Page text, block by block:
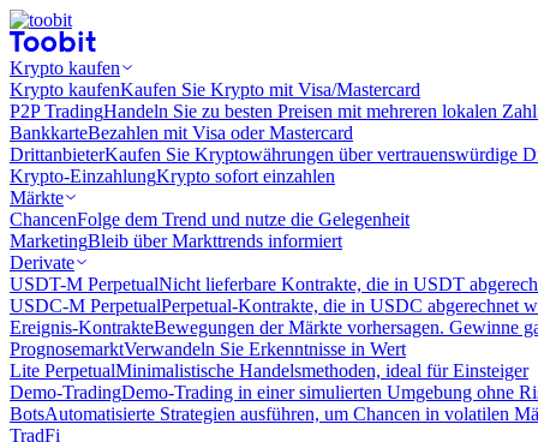
Krypto kaufen
Krypto kaufenKaufen Sie Krypto mit Visa/Mastercard
P2P TradingHandeln Sie zu besten Preisen mit mehreren lokalen
BankkarteBezahlen mit Visa oder Mastercard
DrittanbieterKaufen Sie Kryptowährungen über vertrauenswürdige
Krypto-EinzahlungKrypto sofort einzahlen
Märkte
ChancenFolge dem Trend und nutze die Gelegenheit
MarketingBleib über Markttrends informiert
Derivate
USDT-M PerpetualNicht lieferbare Kontrakte, die in USDT
USDC-M PerpetualPerpetual-Kontrakte, die in USDC abgerechnet
Ereignis-KontrakteBewegungen der Märkte vorhersagen. Gewinne
PrognosemarktVerwandeln Sie Erkenntnisse in Wert
Lite PerpetualMinimalistische Handelsmethoden, ideal für Einsteiger
Demo-TradingDemo-Trading in einer simulierten Umgebung ohne
BotsAutomatisierte Strategien ausführen, um Chancen in volatilen
TradFi